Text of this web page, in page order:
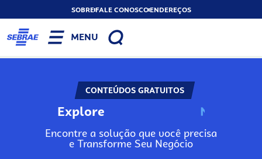
SOBREFALE CONOSCOENDEREÇOS
MENU
CONTEÚDOS GRATUITOS
Explore N
Encontre a solução que você precisa
e Transforme Seu Negócio